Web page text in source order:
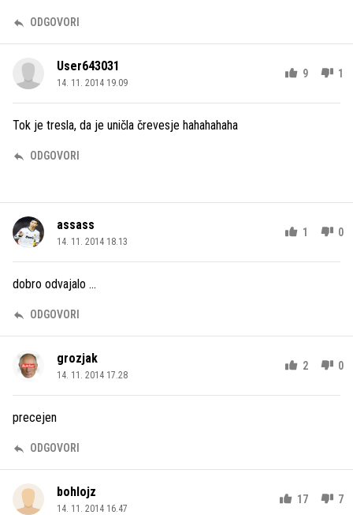
ODGOVORI
User643031
14. 11. 2014 19.09
9 1
Tok je tresla, da je uničla črevesje hahahahaha
ODGOVORI
assass
14. 11. 2014 18.13
1 0
dobro odvajalo ...
ODGOVORI
grozjak
14. 11. 2014 17.28
2 0
precejen
ODGOVORI
bohlojz
14. 11. 2014 16.47
17 7